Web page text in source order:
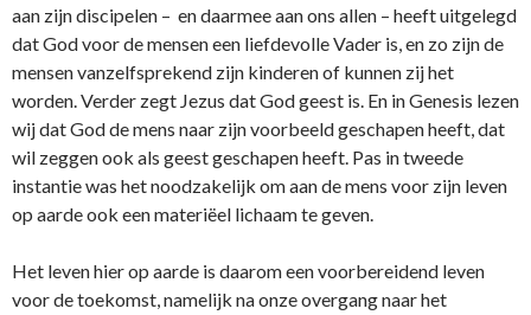
aan zijn discipelen – en daarmee aan ons allen – heeft uitgelegd
dat God voor de mensen een liefdevolle Vader is, en zo zijn de
mensen vanzelfsprekend zijn kinderen of kunnen zij het
worden. Verder zegt Jezus dat God geest is. En in Genesis lezen
wij dat God de mens naar zijn voorbeeld geschapen heeft, dat
wil zeggen ook als geest geschapen heeft. Pas in tweede
instantie was het noodzakelijk om aan de mens voor zijn leven
op aarde ook een materiëel lichaam te geven.
Het leven hier op aarde is daarom een voorbereidend leven
voor de toekomst, namelijk na onze overgang naar het